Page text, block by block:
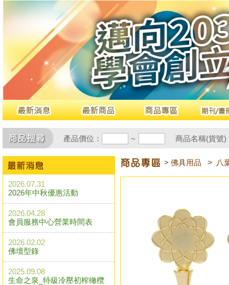
產品價位： ~ 商品名稱(貨號
2026.07.31
2026年中秋優惠活動
2026.04.28
會員服務中心營業時間表
2026.02.02
佛壇型錄
2025.09.08
生命之泉_特級冷壓初榨橄欖
> 佛具用品 > 八